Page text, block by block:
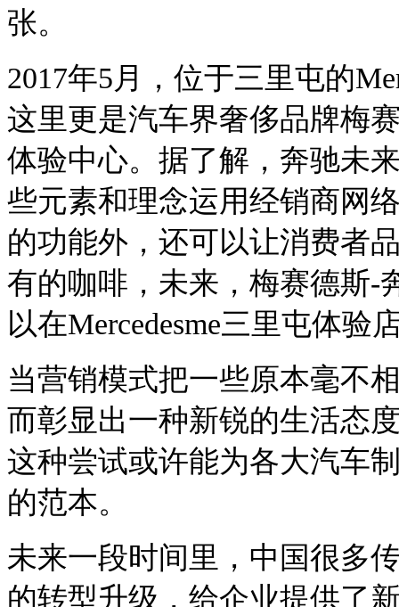
张。
2017年5月，位于三里屯的
这里更是汽车界奢侈品牌梅
体验中心。据了解，奔驰未
些元素和理念运用经销商网
的功能外，还可以让消费者
有的咖啡，未来，梅赛德斯-
以在Mercedesme三里屯体验
当营销模式把一些原本毫不
而彰显出一种新锐的生活态
这种尝试或许能为各大汽车
的范本。
未来一段时间里，中国很多
的转型升级，给企业提供了